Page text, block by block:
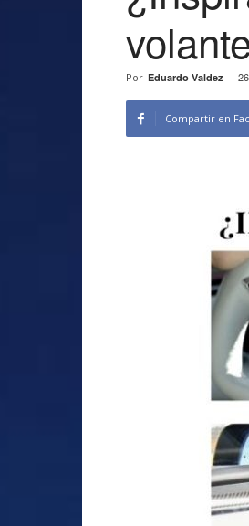
Por Eduardo Valdez -
Compartir en